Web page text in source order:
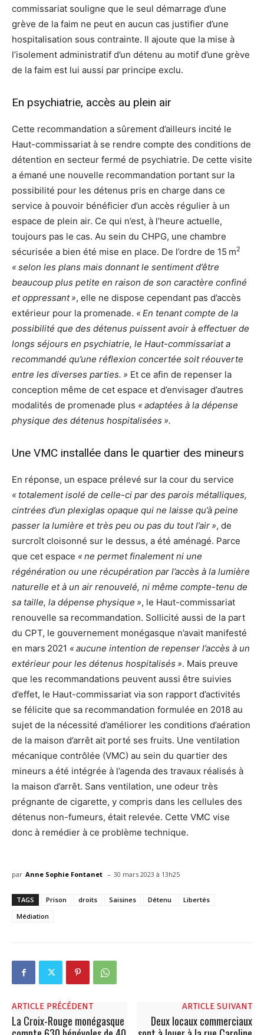
commissariat souligne que le seul démarrage d’une
grève de la faim ne peut en aucun cas justifier d’une
hospitalisation sous contrainte. Il ajoute que la mise à
l’isolement administratif d’un détenu au motif d’une grève
de la faim est lui aussi par principe exclu.
En psychiatrie, accès au plein air
Cette recommandation a sûrement d’ailleurs incité le
Haut-commissariat à se rendre compte des conditions de
détention en secteur fermé de psychiatrie. De cette visite
a émané une nouvelle recommandation portant sur la
possibilité pour les détenus pris en charge dans ce
service à pouvoir bénéficier d’un accès régulier à un
espace de plein air. Ce qui n’est, à l’heure actuelle,
toujours pas le cas. Au sein du CHPG, une chambre
sécurisée a bien été mise en place. De l’ordre de 15 m2
« selon les plans mais donnant le sentiment d’être
beaucoup plus petite en raison de son caractère confiné
et oppressant », elle ne dispose cependant pas d’accès
extérieur pour la promenade. « En tenant compte de la
possibilité que des détenus puissent avoir à effectuer de
longs séjours en psychiatrie, le Haut-commissariat a
recommandé qu’une réflexion concertée soit réouverte
entre les diverses parties. » Et ce afin de repenser la
conception même de cet espace et d’envisager d’autres
modalités de promenade plus « adaptées à la dépense
physique des détenus hospitalisées ».
Une VMC installée dans le quartier des mineurs
En réponse, un espace prélevé sur la cour du service
« totalement isolé de celle-ci par des parois métalliques,
cintrées d’un plexiglas opaque qui ne laisse qu’à peine
passer la lumière et très peu ou pas du tout l’air », de
surcroît cloisonné sur le dessus, a été aménagé. Parce
que cet espace « ne permet finalement ni une
régénération ou une récupération par l’accès à la lumière
naturelle et à un air renouvelé, ni même compte-tenu de
sa taille, la dépense physique », le Haut-commissariat
renouvelle sa recommandation. Sollicité aussi de la part
du CPT, le gouvernement monégasque n’avait manifesté
en mars 2021 « aucune intention de repenser l’accès à un
extérieur pour les détenus hospitalisés ». Mais preuve
que les recommandations peuvent aussi être suivies
d’effet, le Haut-commissariat via son rapport d’activités
se félicite que sa recommandation formulée en 2018 au
sujet de la nécessité d’améliorer les conditions d’aération
de la maison d’arrêt ait porté ses fruits. Une ventilation
mécanique contrôlée (VMC) au sein du quartier des
mineurs a été intégrée à l’agenda des travaux réalisés à
la maison d’arrêt. Sans ventilation, une odeur très
prégnante de cigarette, y compris dans les cellules des
détenus non-fumeurs, était relevée. Cette VMC vise
donc à remédier à ce problème technique.
par Anne Sophie Fontanet - 30 mars 2023 à 13h25
TAGS Prison droits Saisines Détenu
Libertés
Médiation
ARTICLE PRÉCÉDENT
La Croix-Rouge monégasque
ARTICLE SUIVANT
Deux locaux commerciaux